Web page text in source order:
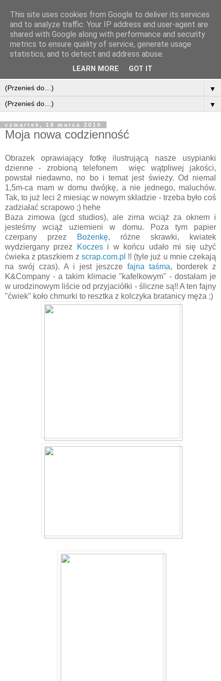
▼
▼
czwartek, 18 marca 2010
Moja nowa codzienność
Obrazek oprawiający fotkę ilustrującą nasze usypianki
dzienne - zrobioną telefonem więc wątpliwej jakości,
powstał niedawno, no bo i temat jest świeży. Od niemal
1,5m-ca mam w domu dwójkę, a nie jednego, maluchów.
Tak, to już leci 2 miesiąc w nowym składzie - trzeba było coś
zadziałać scrapowo ;) hehe
Baza zimowa (gcd studios), ale zima wciąż za oknem i
jesteśmy wciąż uziemieni w domu. Poza tym papier
czerpany przez
Bożenkę, różne skrawki, kwiatek
wydziergany przez
Koczesi w końcu udało mi się użyć
ćwieka z ptaszkiem z scrap.com.pl !! (tyle już u mnie czekają
na swój czas). A i jest jeszcze fajna taśma, borderek z
K&Company - a takim klimacie "kafelkowym" - dostałam je
w urodzinowym liście od przyjaciółki - śliczne są!! A ten fajny
"ćwiek" koło chmurki to resztka z kolczyka bratanicy męża ;)
This site uses cookies from Google to deliver its services
and to analyze traffic. Your IP address and user-agent are
shared with Google along with performance and security
metrics to ensure quality of service, generate usage
statistics, and to detect and address abuse.
LEARN MORE GOT IT